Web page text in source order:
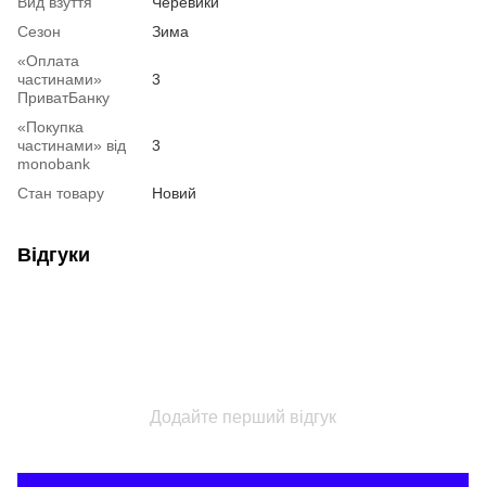
Сезон
Зима
«Оплата
частинами»
ПриватБанку
3
«Покупка
частинами» від
monobank
3
Стан товару Новий
Відгуки
Додайте перший відгук